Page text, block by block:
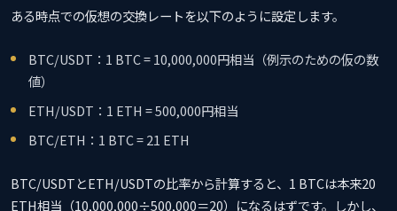
ある時点での仮想の交換レートを以下のように設定します。
BTC/USDT：1 BTC = 10,000,000円相当（例示のための仮の数
値）
ETH/USDT：1 ETH = 500,000円相当
BTC/ETH：1 BTC = 21 ETH
BTC/USDTとETH/USDTの比率から計算すると、1 BTCは本来20
ETH相当（10,000,000÷500,000＝20）になるはずです。しかし、